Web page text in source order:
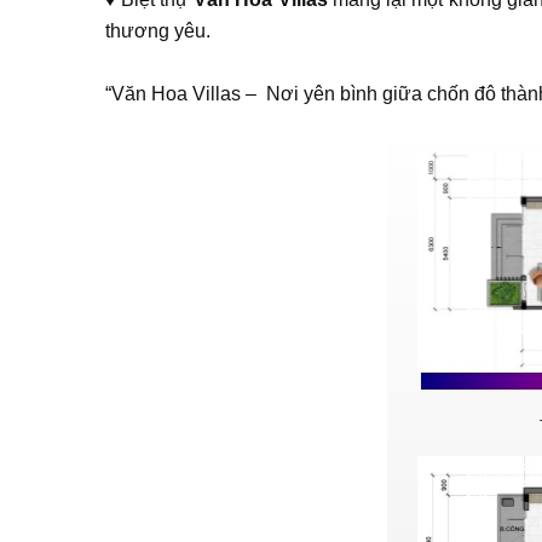
thương yêu.
“Văn Hoa Villas – Nơi yên bình giữa chốn đô